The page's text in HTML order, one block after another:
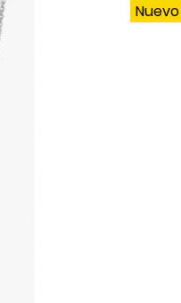
Nuevo